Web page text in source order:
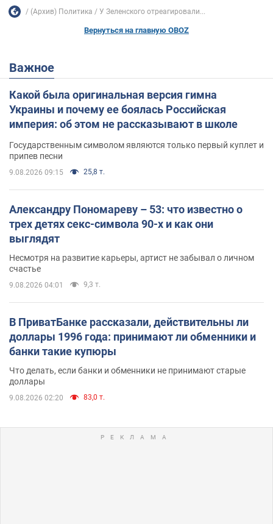
(Архив) Политика У Зеленского отреагировали...
Вернуться на главную OBOZ
Важное
Какой была оригинальная версия гимна
Украины и почему ее боялась Российская
империя: об этом не рассказывают в школе
Государственным символом являются только первый куплет и
припев песни
9.08.2026 09:15 25,8 т.
Александру Пономареву – 53: что известно о
трех детях секс-символа 90-х и как они
выглядят
Несмотря на развитие карьеры, артист не забывал о личном
счастье
9.08.2026 04:01 9,3 т.
В ПриватБанке рассказали, действительны ли
доллары 1996 года: принимают ли обменники и
банки такие купюры
Что делать, если банки и обменники не принимают старые
доллары
9.08.2026 02:20 83,0 т.